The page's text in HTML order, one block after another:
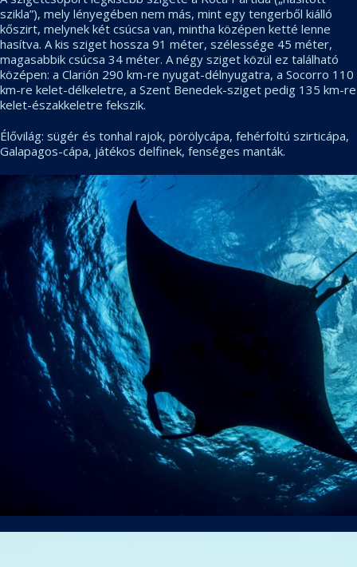
szikla”), mely lényegében nem más, mint egy tengerből kiálló
kőszirt, melynek két csúcsa van, mintha középen ketté lenne
hasítva. A kis sziget hossza 91 méter, szélessége 45 méter,
magasabbik csúcsa 34 méter. A négy sziget közül ez található
középen: a Clarión 290 km-re nyugat-délnyugatra, a Socorro 110
km-re kelet-délkeletre, a Szent Benedek-sziget pedig 135 km-re
kelet-északkeletre fekszik.
Élővilág: sügér és tonhal rajok, pörölycápa, fehérfoltú szirticápa,
Galapagos-cápa, játékos delfinek, fenséges manták.